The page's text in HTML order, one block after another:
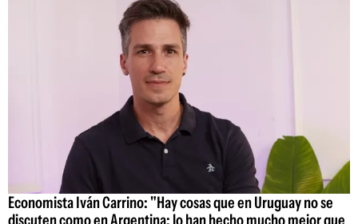
Economista Iván Carrino: "Hay cosas que en Uruguay no se
discuten como en Argentina; lo han hecho mucho mejor que